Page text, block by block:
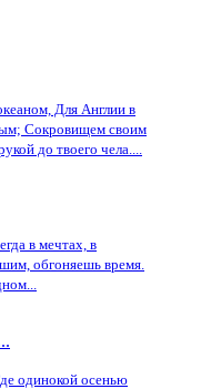
Для Англии в
Сокровищем своим
до твоего чела....
в мечтах, в
обгоняешь время.
одинокой осенью